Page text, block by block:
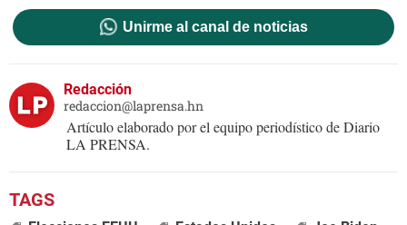
Unirme al canal de noticias
Redacción
redaccion@laprensa.hn
Artículo elaborado por el equipo periodístico de Diario
LA PRENSA.